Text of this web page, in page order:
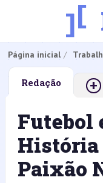
Página inicial
Redação +
Futebol
História
Paixão